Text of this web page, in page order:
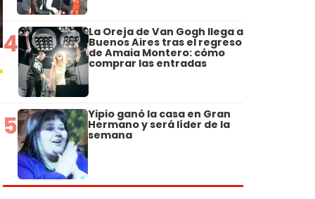
4 La Oreja de Van Gogh llega a
Buenos Aires tras el regreso
de Amaia Montero: cómo
comprar las entradas
5 Yipio ganó la casa en Gran
Hermano y será líder de la
semana